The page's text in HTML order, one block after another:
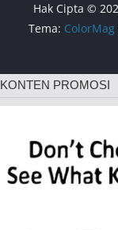
Hak Cipta ©
Tema: ColorMag